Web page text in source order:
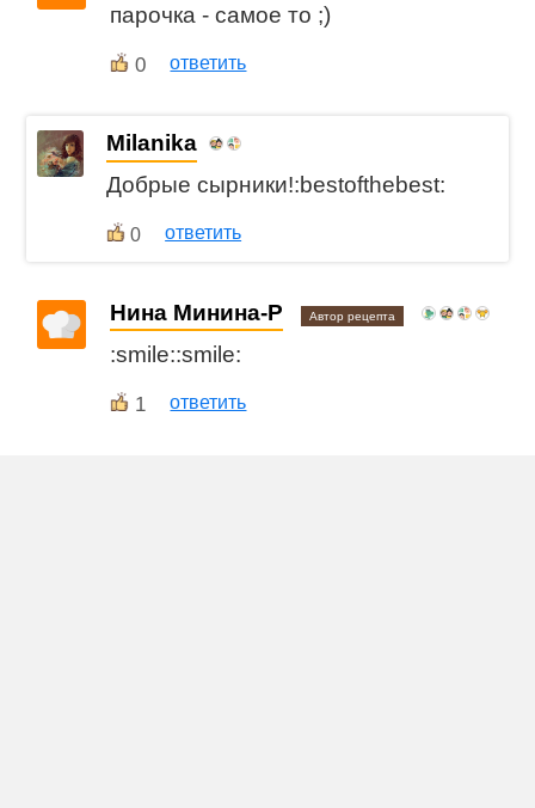
парочка - самое то ;)
0 ответить
Milanika
Добрые сырники!:bestofthebest:
0 ответить
Нина Минина-Р Автор рецепта
:smile::smile:
1 ответить